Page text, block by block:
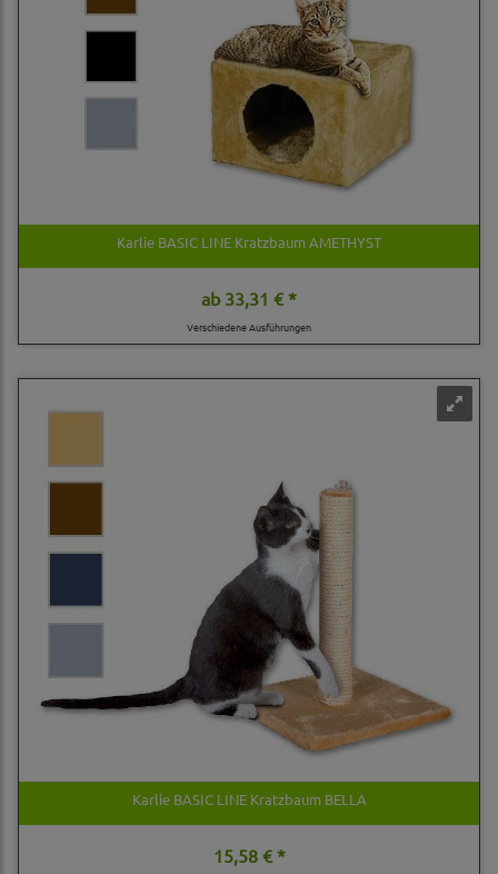
Karlie BASIC LINE Kratzbaum AMETHYST
ab33,31 € *
Verschiedene Ausführungen
Karlie BASIC LINE Kratzbaum BELLA
15,58 € *